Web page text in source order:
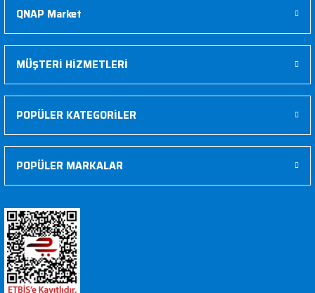
QNAP Market
MÜŞTERİ HİZMETLERİ
POPÜLER KATEGORİLER
POPÜLER MARKALAR